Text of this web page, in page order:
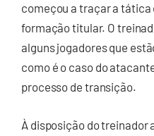
começou a traçar a tática
formação titular. O
alguns jogadores que
como é o caso do
processo de transição.
À disposição do treinador